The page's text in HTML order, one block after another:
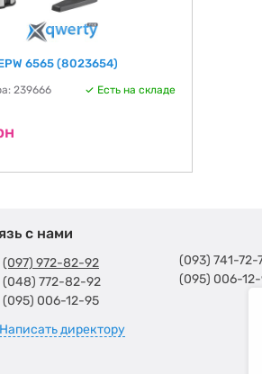
6565 (8023654)
239666 Есть на складе
с нами
(097) 972-82-92
(048) 772-82-92
(095) 006-12-95
Написать директору
(093) 741-72-
(095) 006-